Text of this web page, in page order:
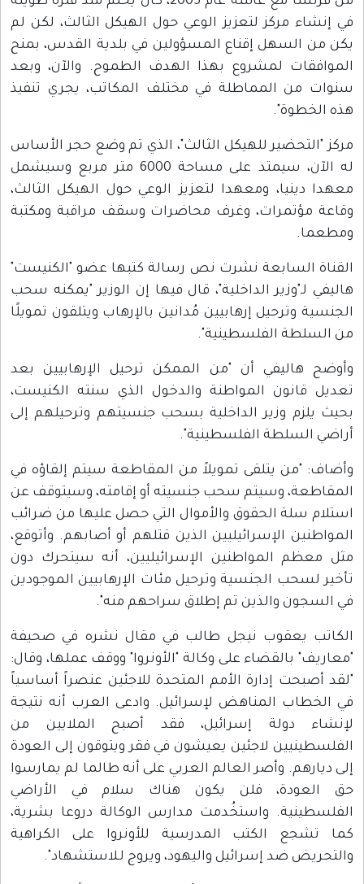
في إنشاء مركز لتعزيز الوعي حول الهيكل الثالث، لكن لم
يكن من السهل إقناع المسؤولين في بلدية القدس، بمنح
الموافقات لمشروع بهذا الهدف الطموح. والآن، وبعد
سنوات من المماطلة في مختلف المكاتب، يجري تنفيذ
هذه الخطوة".
مركز "التحضير للهيكل الثالث"، الذي تم وضع حجر الأساس
له الآن، سيمتد على مساحة 6000 متر مربع وسيشمل
معهدا دينيا، ومعهدا لتعزيز الوعي حول الهيكل الثالث،
وقاعة مؤتمرات، وغرف محاضرات وسقف مراقبة ومكتبة
ومطعما.
القناة السابعة نشرت نص رسالة كتبها عضو "الكنيست"
هاليفي لـ"وزير الداخلية"، قال فيها إن الوزير "يمكنه سحب
الجنسية وترحيل إرهابيين مُدانين بالإرهاب ويتلقون تمويلًا
من السلطة الفلسطينية".
وأوضح هاليفي أن "من الممكن ترحيل الإرهابيين بعد
تعديل قانون المواطنة والدخول الذي سنته الكنيست،
بحيث يلزم وزير الداخلية بسحب جنسيتهم وترحيلهم إلى
أراضي السلطة الفلسطينية".
وأضاف: "من يتلقى تمويلاً من المقاطعة سيتم إلقاؤه في
المقاطعة، وسيتم سحب جنسيته أو إقامته، وسيتوقف عن
استلام سلة الحقوق والأموال التي حصل عليها من ضرائب
المواطنين الإسرائيليين الذين قتلهم أو أصابهم. وأتوقع،
مثل معظم المواطنين الإسرائيليين، أنه سيتحرك دون
تأخير لسحب الجنسية وترحيل مئات الإرهابيين الموجودين
في السجون والذين تم إطلاق سراحهم منه".
الكاتب يعقوب نيجل طالب في مقال نشره في صحيفة
"معاريف" بالقضاء على وكالة "الأونروا" ووقف عملها، وقال:
"لقد أصبحت إدارة الأمم المتحدة للاجئين عنصراً أساسياً
في الخطاب المناهض لإسرائيل. وادعى العرب أنه نتيجة
لإنشاء دولة إسرائيل، فقد أصبح الملايين من
الفلسطينيين لاجئين يعيشون في فقر ويتوقون إلى العودة
إلى ديارهم. وأصر العالم العربي على أنه طالما لم يمارسوا
حق العودة، فلن يكون هناك سلام في الأراضي
الفلسطينية. واستخُدمت مدارس الوكالة دروعا بشرية،
كما تشجع الكتب المدرسية للأونروا على الكراهية
والتحريض ضد إسرائيل واليهود، ويروج لـلاستشهاد".